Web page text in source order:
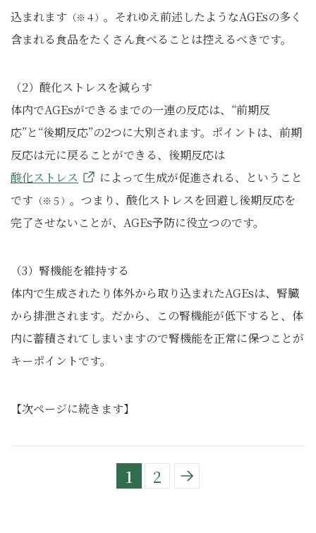
込まれます （※４） 。それゆえ前述したようなAGEsの多く
含まれる食品をたくさん食べることは控えるべきです。
（2）酸化ストレスを減らす
体内でAGEsができるまでの一連の反応は、“前期反
応”と“後期反応”の2つに大別されます。ポイントは、前期
反応は元に戻ることができる、後期反応は
酸化ストレス
によって生成が促進される、ということ
です （※５） 。つまり、酸化ストレスを回避し後期反応を
完了させないことが、AGEs予防に役立つのです。
（3）腎機能を維持する
体内で生成されたり体外から取り込まれたAGEsは、腎臓
から排泄されます。だから、この腎機能が低下すると、体
内に蓄積されてしまいますので腎機能を正常に保つことが
キーポイントです。
【次ページに続きます】
1 2